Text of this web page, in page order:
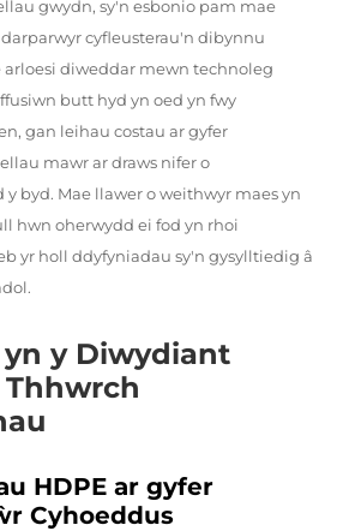
gwydn, sy'n esbonio pam mae
cyfleusterau'n dibynnu
arloesi diweddar mewn technoleg
butt hyd yn oed yn fwy
gan leihau costau ar gyfer
mawr ar draws nifer o
byd. Mae llawer o weithwyr maes yn
hwn oherwydd ei fod yn rhoi
yr holl ddyfyniadau sy'n gysylltiedig â
y Diwydiant
HDPE ar gyfer
Cyhoeddus